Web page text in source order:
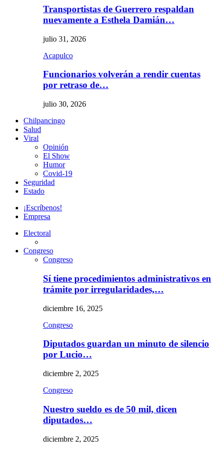
Transportistas de Guerrero respaldan
nuevamente a Esthela Damián…
julio 31, 2026
Acapulco
Funcionarios volverán a rendir cuentas
por retraso de…
julio 30, 2026
Chilpancingo
Salud
Viral
Opinión
El Show
Humor
Covid-19
Seguridad
Estado
¡Escríbenos!
Empresa
Electoral
Congreso
Congreso
Sí tiene procedimientos administrativos en
trámite por irregularidades,…
diciembre 16, 2025
Congreso
Diputados guardan un minuto de silencio
por Lucio…
diciembre 2, 2025
Congreso
Nuestro sueldo es de 50 mil, dicen
diputados…
diciembre 2, 2025